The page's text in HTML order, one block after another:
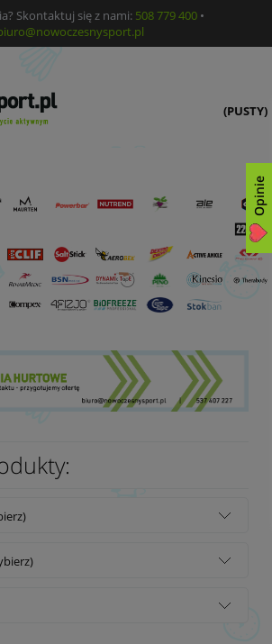
Skontaktuj się z nami: 508 779 400•
(PUSTY)
Opinie